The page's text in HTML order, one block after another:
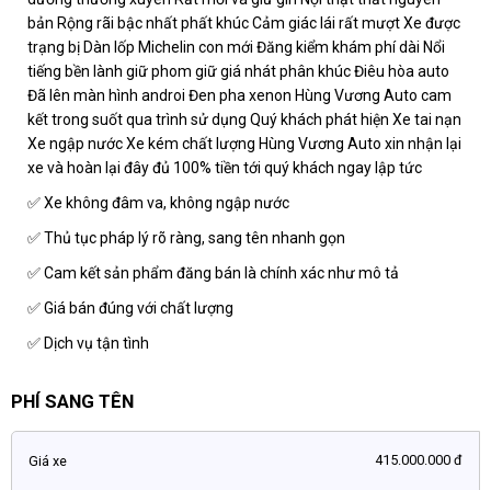
bản Rộng rãi bậc nhất phất khúc Cảm giác lái rất mượt Xe được
trạng bị Dàn lốp Michelin con mới Đăng kiểm khám phí dài Nổi
tiếng bền lành giữ phom giữ giá nhát phân khúc Điêu hòa auto
Đã lên màn hình androi Đen pha xenon Hùng Vương Auto cam
kết trong suốt qua trình sử dụng Quý khách phát hiện Xe tai nạn
Xe ngập nước Xe kém chất lượng Hùng Vương Auto xin nhận lại
xe và hoàn lại đây đủ 100% tiền tới quý khách ngay lập tức
✅ Xe không đâm va, không ngập nước
✅ Thủ tục pháp lý rõ ràng, sang tên nhanh gọn
✅ Cam kết sản phẩm đăng bán là chính xác như mô tả
✅ Giá bán đúng với chất lượng
✅ Dịch vụ tận tình
PHÍ SANG TÊN
Giá xe 415.000.000 đ